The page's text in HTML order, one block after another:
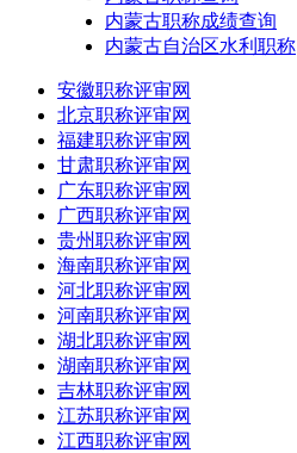
内蒙古职称成绩查询
内蒙古自治区水利职称
安徽职称评审网
北京职称评审网
福建职称评审网
甘肃职称评审网
广东职称评审网
广西职称评审网
贵州职称评审网
海南职称评审网
河北职称评审网
河南职称评审网
湖北职称评审网
湖南职称评审网
吉林职称评审网
江苏职称评审网
江西职称评审网